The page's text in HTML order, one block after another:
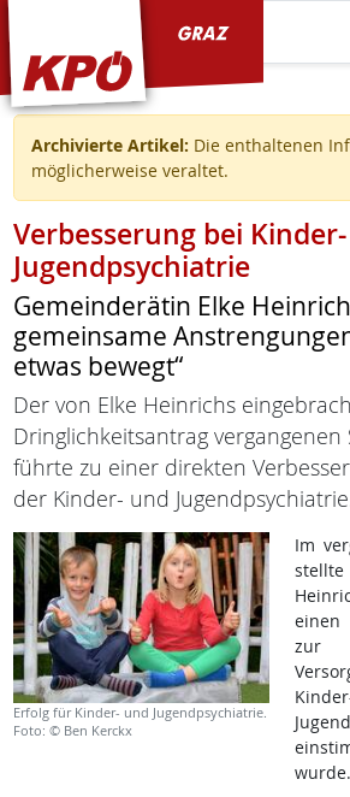
Archivierte Artikel: Die enthaltenen
möglicherweise veraltet.
Verbesserung bei
Jugendpsychiatrie
Gemeinderätin Elke
gemeinsame
etwas bewegt“
Der von Elke Heinrichs
Dringlichkeitsantrag vergangenen
führte zu einer direkten
der Kinder- und
Erfolg für Kinder- und Jugendpsychiatrie.
Foto: © Ben Kerckx
Im
einen
zur
wurde.